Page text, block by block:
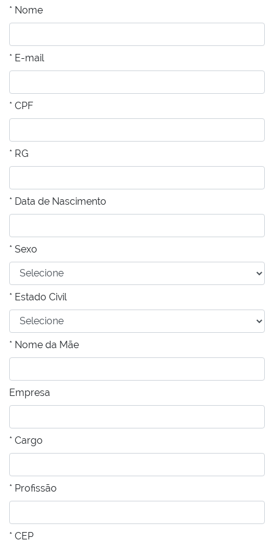
* Nome
* E-mail
* CPF
* RG
* Data de Nascimento
* Sexo
* Estado Civil
* Nome da Mãe
Empresa
* Cargo
* Profissão
* CEP